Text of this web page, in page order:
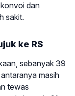
dan
sakit.
ke RS
sebanyak 39
masih
tewas